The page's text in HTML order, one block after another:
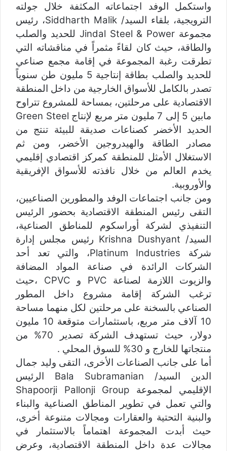
واستكمل الوفد اجتماعاته المكثفة خلال جولته
الترويجية، بلقاء السيد/ Siddharth Malik، رئيس
مجموعة Jindal Steel & Power للحديد والصلب
والطاقة، حيث كان لقاءً مثمراً في مناقشاته التي
تطرقت رغبة المجموعة في إقامة مجمع صناعي
للحديد والصلب بطاقة إنتاجية 5 مليون طن سنوياً
تصدر بالكامل للأسواق الخارجية من داخل المنطقة
الاقتصادية على مرحلتين، بمساحة للمشروع تتراوح
مابين 5 إلى 7 مليون متر مربع لإنتاج Green Steel
الحديد الأخضر كصناعات صديقة للبيئة تنتج من
مصادر الطاقة والهيدروجين الأخضر، ومن ثم
الاستغلال الأمثل للمنطقة كمركز اقتصادي إقليمي
يخدم العالم من خلال نافذته للأسواق الإفريقية
والأوروبية.
ومن جانب اجتماعات الوفد والمطورين الصناعيين،
التقى رئيس المنطقة الاقتصادية بحضور الرئيس
التنفيذي لشركة أوراسكوم للمناطق الصناعية،
السيد/ Krishna Dushyant رئيس مجلس إدارة
شركة Platinum Industries، والتي تعد أحد
الشركات الرائدة في صناعة المواد المضافة
والزيوت اللازمة لصناعة PVC و CPVC ،حيث
ترغب الشركة إقامة مشروع داخل المطور
الصناعي بالسخنة على مرحلتين لكل منهما مساحة
10 آلاف متر مربع، باستثمارات متوقعة 10 مليون
دولار، حيث تستهدف الشركة تصدير 70% من
منتجاتها للخارج و 30% للسوق المحلي .
أما على جانب الصناعات الأخرى، التقى وليد جمال
الدين السيد/ Bala Subramanian الرئيس
الإقليمي لمجموعة Shapoorji Pallonji Group
والتي تعمل في تطوير المناطق الصناعية والبناء
والبنية التحتية والعقارات ومجالات متنوعة أخرى،
حيث أبدت المجموعة اهتماماً بالاستثمار في
مجالات عدة داخل المنطقة الاقتصادية، وعرض